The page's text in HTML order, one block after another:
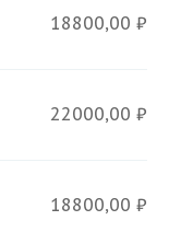
18800,00 ₽
22000,00 ₽
18800,00 ₽